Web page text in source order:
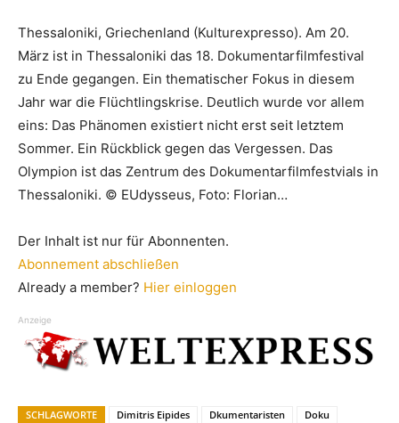
Thessaloniki, Griechenland (Kulturexpresso). Am 20.
März ist in Thessaloniki das 18. Dokumentarfilmfestival
zu Ende gegangen. Ein thematischer Fokus in diesem
Jahr war die Flüchtlingskrise. Deutlich wurde vor allem
eins: Das Phänomen existiert nicht erst seit letztem
Sommer. Ein Rückblick gegen das Vergessen. Das
Olympion ist das Zentrum des Dokumentarfilmfestvials in
Thessaloniki. © EUdysseus, Foto: Florian…
Der Inhalt ist nur für Abonnenten.
Abonnement abschließen
Already a member? Hier einloggen
Anzeige
SCHLAGWORTE Dimitris Eipides Dkumentaristen
Doku